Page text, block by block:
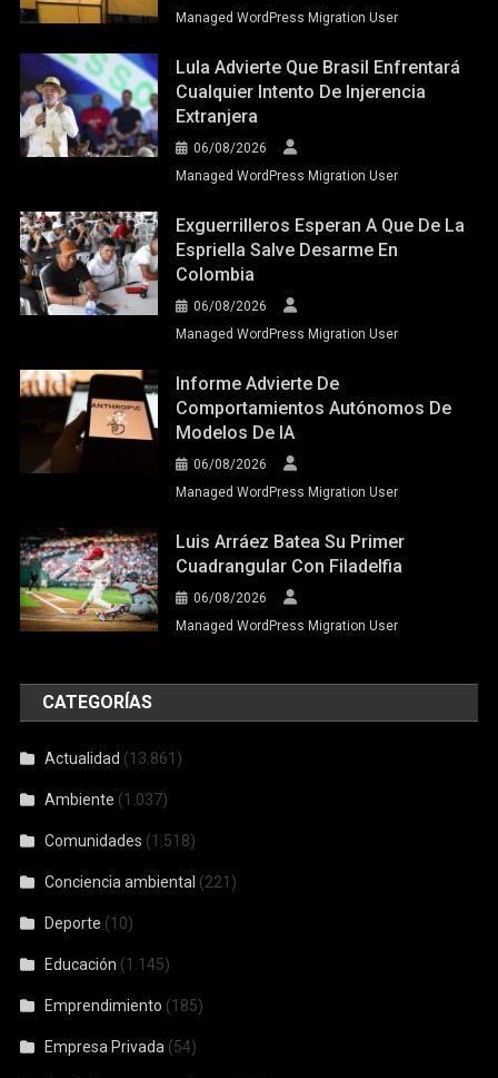
Managed WordPress Migration User
Lula Advierte Que Brasil Enfrentará
Cualquier Intento De Injerencia
Extranjera
06/08/2026
Managed WordPress Migration User
Exguerrilleros Esperan A Que De La
Espriella Salve Desarme En
Colombia
06/08/2026
Managed WordPress Migration User
Informe Advierte De
Comportamientos Autónomos De
Modelos De IA
06/08/2026
Managed WordPress Migration User
Luis Arráez Batea Su Primer
Cuadrangular Con Filadelfia
06/08/2026
Managed WordPress Migration User
CATEGORÍAS
Actualidad (13.861)
Ambiente (1.037)
Comunidades (1.518)
Conciencia ambiental (221)
Deporte (10)
Educación (1.145)
Emprendimiento (185)
Empresa Privada (54)